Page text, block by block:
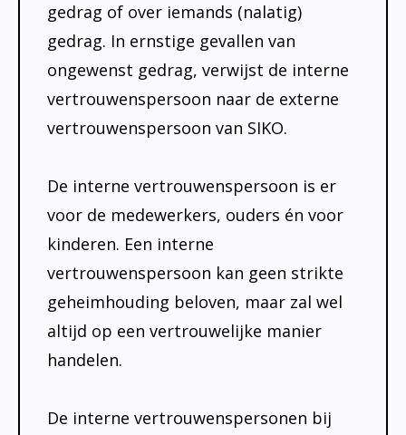
gedrag of over iemands (nalatig)
gedrag. In ernstige gevallen van
ongewenst gedrag, verwijst de interne
vertrouwenspersoon naar de externe
vertrouwenspersoon van SIKO.
De interne vertrouwenspersoon is er
voor de medewerkers, ouders én voor
kinderen. Een interne
vertrouwenspersoon kan geen strikte
geheimhouding beloven, maar zal wel
altijd op een vertrouwelijke manier
handelen.
De interne vertrouwenspersonen bij